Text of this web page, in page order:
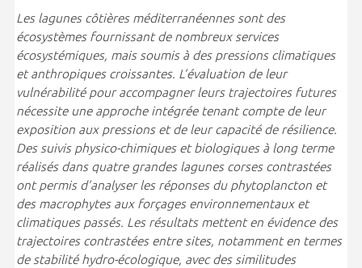
Les lagunes côtières méditerranéennes sont des
écosystèmes fournissant de nombreux services
écosystémiques, mais soumis à des pressions climatiques
et anthropiques croissantes. L’évaluation de leur
vulnérabilité pour accompagner leurs trajectoires futures
nécessite une approche intégrée tenant compte de leur
exposition aux pressions et de leur capacité de résilience.
Des suivis physico-chimiques et biologiques à long terme
réalisés dans quatre grandes lagunes corses contrastées
ont permis d’analyser les réponses du phytoplancton et
des macrophytes aux forçages environnementaux et
climatiques passés. Les résultats mettent en évidence des
trajectoires contrastées entre sites, notamment en termes
de stabilité hydro-écologique, avec des similitudes